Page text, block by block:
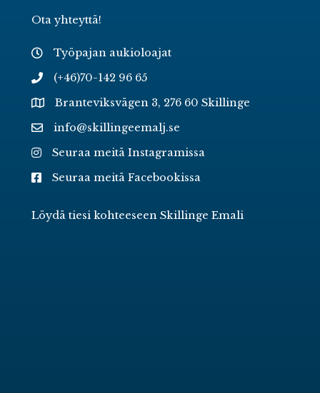
Ota yhteyttä!
Työpajan aukioloajat
(+46)70-142 96 65
Branteviksvägen 3, 276 60 Skillinge
info@skillingeemalj.se
Seuraa meitä Instagramissa
Seuraa meitä Facebookissa
Löydä tiesi kohteeseen Skillinge Emali